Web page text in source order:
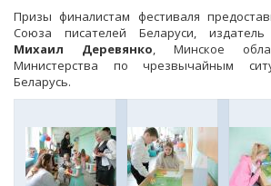
Призы финалистам фестиваля
Союза писателей Беларуси,
Михаил Деревянко, Минское
Министерства по чрезвычайным
Беларусь.